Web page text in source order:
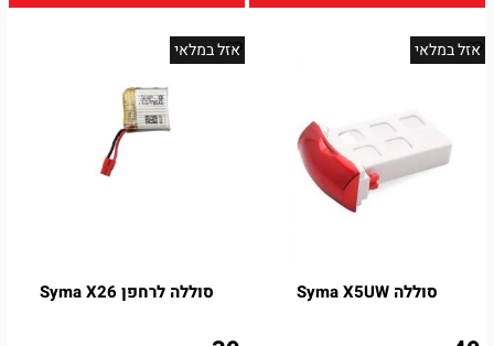
אזל במלאי
סוללה Syma X5UW
אזל במלאי
סוללה לרחפן Syma X26